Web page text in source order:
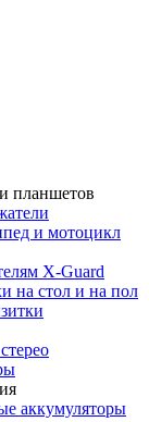
планшетов
и мотоцикл
X-Guard
на стол и на пол
аккумуляторы